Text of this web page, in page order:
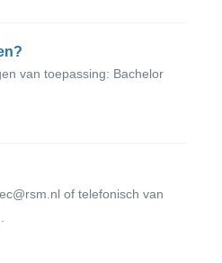
van toepassing: Bachelor
of telefonisch van